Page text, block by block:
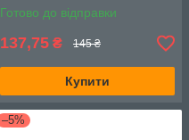
Готово до відправки
137,75 ₴ 145 ₴
Купити
–5%